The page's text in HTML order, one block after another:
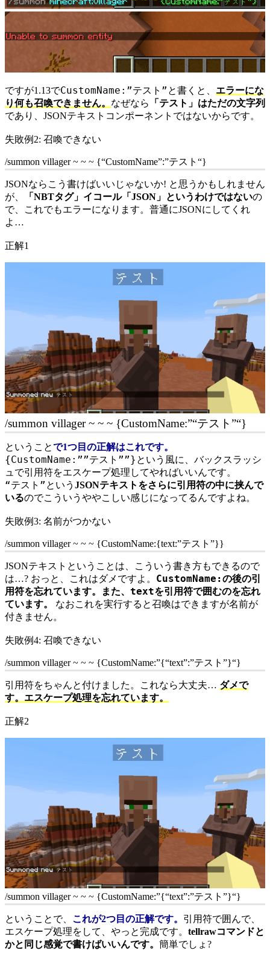
ですが1.13でCustomName:”テスト” と書くと、 エラーにな
り何も召喚できません。 なぜなら
「テスト」はただの文字列
であり、JSONテキストコンポーネントではないからです。
失敗例2: 召喚できない
/summon villager ~ ~ ~ {“CustomName”:”テスト “}
JSONならこう書けばいいじゃないか! と思うかもしれません
が、
「NBTタグ」イコール「JSON」というわけではないの
で、これでもエラーになります。普通にJSONにしてくれ
よ…
正解1
/summon villager ~ ~ ~ {CustomName:”“テスト”“}
ということで1つ目の正解はこれです。
{CustomName:””テスト””} という風に、バックスラッシ
ュで引用符をエスケープ処理してやればいいんです。
“テスト” という JSONテキストをさらに引用符の中に挟んで
いるのでこういうややこしい感じになってるんですよね。
失敗例3: 名前がつかない
/summon villager ~ ~ ~ {CustomName:{text:”テスト”}}
JSONテキストということは、こういう書き方もできるので
は…? おっと、これはダメですよ。 CustomName:の後の引
用符を忘れています。また、 textを引用符で囲むのを忘れ
ています。
なおこれを実行すると召喚はできますが名前が
付きません。
失敗例4: 召喚できない
/summon villager ~ ~ ~ {CustomName:”{“text”:”テスト”}“}
引用符をちゃんと付けました。これなら大丈夫… ダメで
す。エスケープ処理を忘れています。
正解2
/summon villager ~ ~ ~ {CustomName:”{“text”:”テスト”}“}
ということで、 これが2つ目の正解です。 引用符で囲んで、
エスケープ処理をして、やっと完成です。 tellrawコマンドと
かと同じ感覚で書けばいいんです。 簡単でしょ?